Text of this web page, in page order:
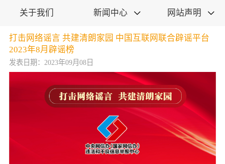
关于我们 新闻中心  网站声明 
打击网络谣言 共建清朗家园 中国互联网联合辟谣平台
2023年8月辟谣榜
发表日期：2023年09月08日